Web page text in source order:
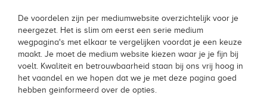
De voordelen zijn per mediumwebsite overzichtelijk voor je
neergezet. Het is slim om eerst een serie medium
wegpagina's met elkaar te vergelijken voordat je een keuze
maakt. Je moet de medium website kiezen waar je je fijn bij
voelt. Kwaliteit en betrouwbaarheid staan bij ons vrij hoog in
het vaandel en we hopen dat we je met deze pagina goed
hebben geinformeerd over de opties.